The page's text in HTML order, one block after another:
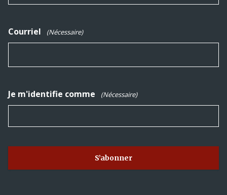
Courriel (Nécessaire)
Je m'identifie comme (Nécessaire)